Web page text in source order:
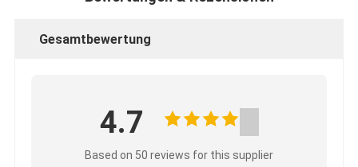
Gesamtbewertung
4.7
Based on 50 reviews for this supplier